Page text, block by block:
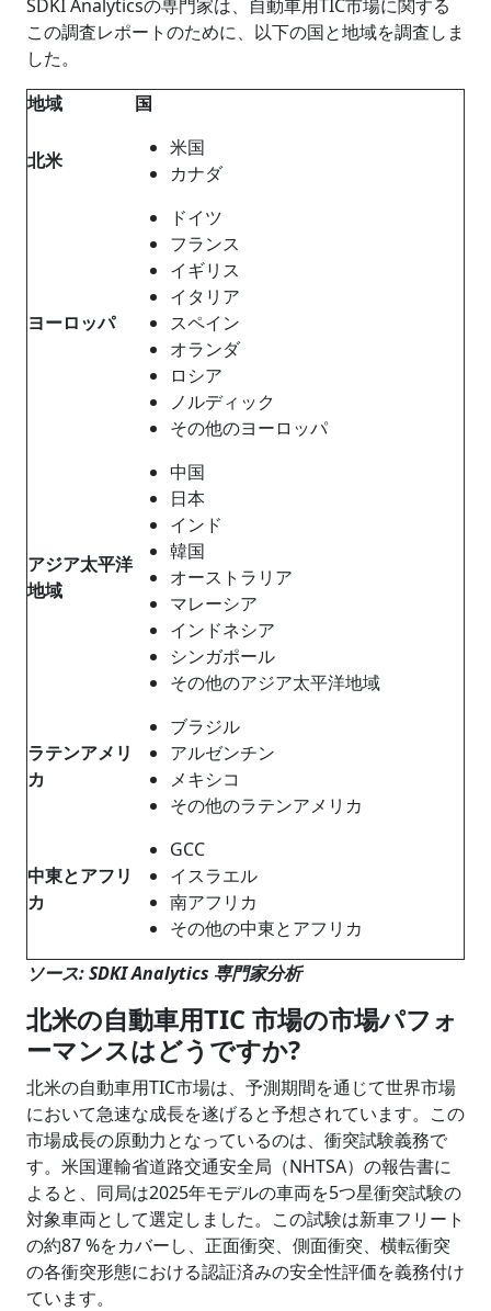
SDKI Analyticsの専門家は、自動車用TIC市場に関する
この調査レポートのために、以下の国と地域を調査しま
した。
地域
国
北米
米国
カナダ
ヨーロッパ
ドイツ
フランス
イギリス
イタリア
スペイン
オランダ
ロシア
ノルディック
その他のヨーロッパ
アジア太平洋
地域
中国
日本
インド
韓国
オーストラリア
マレーシア
インドネシア
シンガポール
その他のアジア太平洋地域
ラテンアメリ
カ
ブラジル
アルゼンチン
メキシコ
その他のラテンアメリカ
中東とアフリ
カ
GCC
イスラエル
南アフリカ
その他の中東とアフリカ
ソース: SDKI Analytics 専門家分析
北米の自動車用TIC 市場の市場パフォ
ーマンスはどうですか?
北米の自動車用TIC市場は、予測期間を通じて世界市場
において急速な成長を遂げると予想されています。この
市場成長の原動力となっているのは、衝突試験義務で
す。米国運輸省道路交通安全局（NHTSA）の報告書に
よると、同局は2025年モデルの車両を5つ星衝突試験の
対象車両として選定しました。この試験は新車フリート
の約87 %をカバーし、正面衝突、側面衝突、横転衝突
の各衝突形態における認証済みの安全性評価を義務付け
ています。